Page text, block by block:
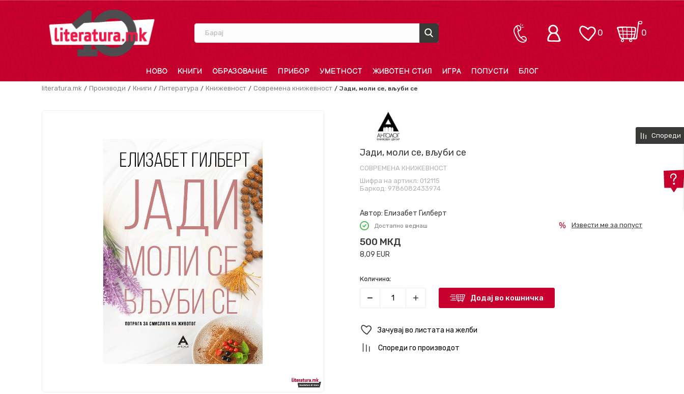
Барај 0
0
НОВО КНИГИ ОБРАЗОВАНИЕ ПРИБОР УМЕТНОСТ ЖИВОТЕН СТИЛ ИГРА ПОПУСТИ БЛОГ
literatura.mk Производи Книги Литература Книжевност Современа книжевност Јади, моли се, вљуби се
Јади, моли се, вљуби се
СОВРЕМЕНА КНИЖЕВНОСТ
Шифра на артикл: 012115
Баркод: 9786082433974
Автор: Елизабет Гилберт
Достапно веднаш
500 МКД
8,09 EUR
Извести ме за попуст
Количина:
Додај во кошничка
Зачувај во листата на желби
Спореди го производот
Спореди